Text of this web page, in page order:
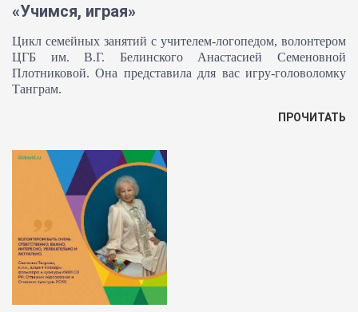
«Учимся, играя»
Цикл семейных занятий с учителем-логопедом, волонтером
ЦГБ им. В.Г. Белинского Анастасией Семеновной
Плотниковой. Она представила для вас игру-головоломку
Танграм.
ПРОЧИТАТЬ